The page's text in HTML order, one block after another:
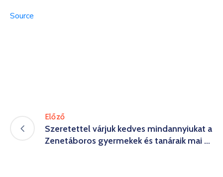
Source
Előző
Szeretettel várjuk kedves mindannyiukat a
Zenetáboros gyermekek és tanáraik mai …